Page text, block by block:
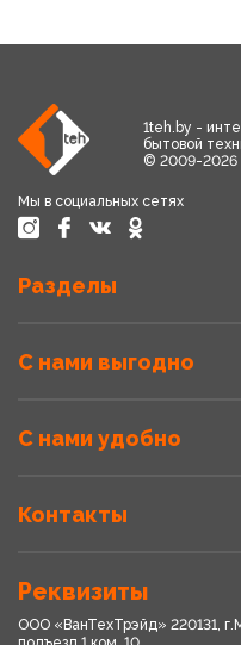
1teh.by -
бытовой
© 2009-2026
Мы в социальных сетях
Разделы
С нами выгодно
С нами удобно
Контакты
Реквизиты
ООО «ВанТехТрэйд» 220131,